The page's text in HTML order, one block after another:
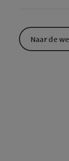
Naar de